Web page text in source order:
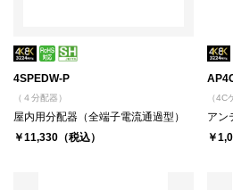
4SPEDW-P
（４分配器）
屋内用分配器（全端子電流通過型）
￥11,330（税込）
（4C
アン
￥